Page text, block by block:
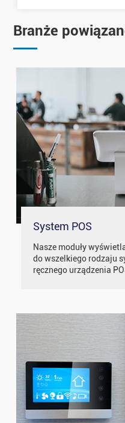
Branże
System POS
Nasze moduły
do wszelkiego rodzaju
ręcznego urządzenia